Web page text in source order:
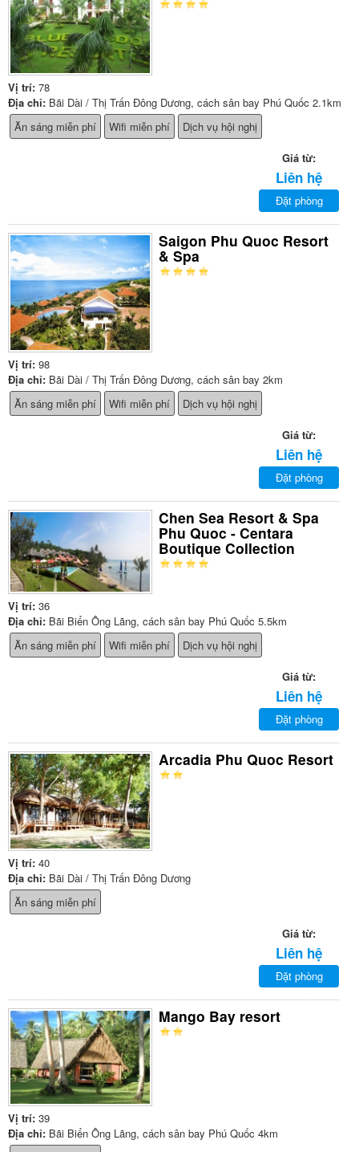
Vị trí: 78
Địa chỉ: Bãi Dài / Thị Trấn Đông Dương, cách sân bay Phú Quốc 2.1km
Ăn sáng miễn phí
Wifi miễn phí Dịch vụ hội nghị
Giá từ:
Liên hệ
Đặt phòng
Saigon Phu Quoc Resort
& Spa
Vị trí: 98
Địa chỉ: Bãi Dài / Thị Trấn Đông Dương, cách sân bay 2km
Ăn sáng miễn phí
Wifi miễn phí Dịch vụ hội nghị
Giá từ:
Liên hệ
Đặt phòng
Chen Sea Resort & Spa
Phu Quoc - Centara
Boutique Collection
Vị trí: 36
Địa chỉ: Bãi Biển Ông Lãng, cách sân bay Phú Quốc 5.5km
Ăn sáng miễn phí
Wifi miễn phí Dịch vụ hội nghị
Giá từ:
Liên hệ
Đặt phòng
Arcadia Phu Quoc Resort
Vị trí: 40
Địa chỉ: Bãi Dài / Thị Trấn Đông Dương
Ăn sáng miễn phí
Giá từ:
Liên hệ
Đặt phòng
Mango Bay resort
Vị trí: 39
Địa chỉ: Bãi Biển Ông Lãng, cách sân bay Phú Quốc 4km